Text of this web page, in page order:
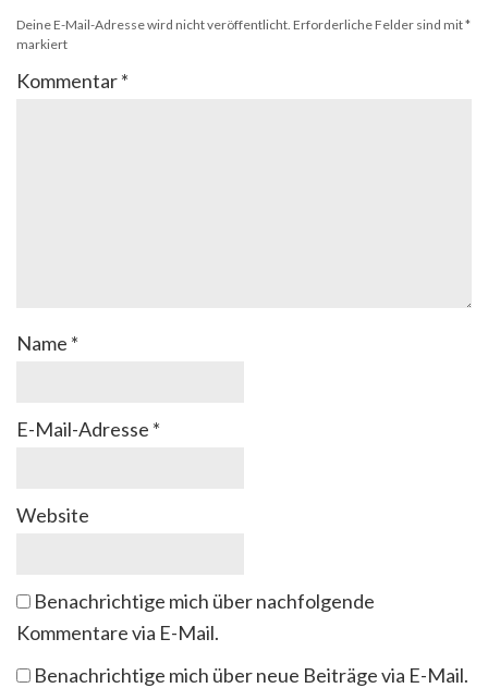
Deine E-Mail-Adresse wird nicht veröffentlicht. Erforderliche Felder sind mit*
markiert
Kommentar*
Name *
E-Mail-Adresse *
Website
Benachrichtige mich über nachfolgende
Kommentare via E-Mail.
Benachrichtige mich über neue Beiträge via E-Mail.